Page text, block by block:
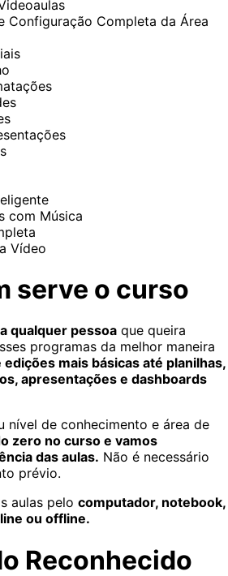
Configuração Completa da Área
com Música
Vídeo
serve o curso
qualquer pessoa que queira
programas da melhor maneira
edições mais básicas até planilhas,
apresentações e dashboards
nível de conhecimento e área de
zero no curso e vamos
das aulas. Não é necessário
prévio.
aulas pelocomputador, notebook,
ou offline.
Reconhecido